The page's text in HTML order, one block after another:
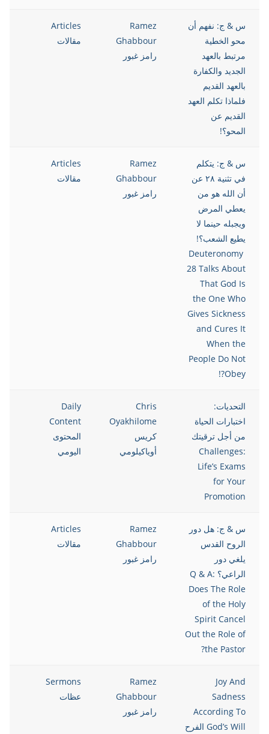
س & ج: نفهم أن
محو الخطية
مرتبط بالعهد
الجديد والكفارة
بالعهد القديم
فلماذا تكلم العهد
القديم عن
المحو؟!
Ramez
Ghabbour
رامز غبور
Articles
مقالات
س & ج: يتكلم
في تثنية ٢٨ عن
أن الله هو من
يعطي المرض
ويجبله حينما لا
يطيع الشعب؟!
Deuteronomy
28 Talks About
That God Is
the One Who
Gives Sickness
and Cures It
When the
People Do Not
Obey?!
Ramez
Ghabbour
رامز غبور
Articles
مقالات
التحديات:
اختبارات الحياة
من أجل ترقيتك
Challenges:
Life’s Exams
for Your
Promotion
Chris
Oyakhilome
كريس
أوياكيلومي
Daily
Content
المحتوى
اليومي
س & ج: هل دور
الروح القدس
يلغي دور
الراعي؟ Q & A:
Does The Role
of the Holy
Spirit Cancel
Out the Role of
the Pastor?
Ramez
Ghabbour
رامز غبور
Articles
مقالات
Joy And
Sadness
According To
God’s Will الفرح
Ramez
Ghabbour
رامز غبور
Sermons
عظات